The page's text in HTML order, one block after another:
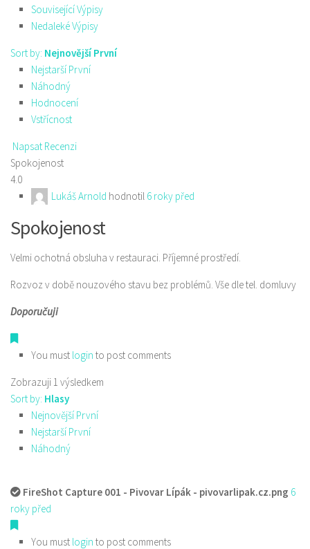
Související Výpisy
Nedaleké Výpisy
Sort by: Nejnovější První
Nejstarší První
Náhodný
Hodnocení
Vstřícnost
Napsat Recenzi
Spokojenost
4.0
Lukáš Arnold hodnotil 6 roky před
Spokojenost
Velmi ochotná obsluha v restauraci. Příjemné prostředí.
Rozvoz v době nouzového stavu bez problémů. Vše dle tel. domluvy
Doporučuji
You must login to post comments
Zobrazuji 1 výsledkem
Sort by: Hlasy
Nejnovější První
Nejstarší První
Náhodný
FireShot Capture 001 - Pivovar Lípák - pivovarlipak.cz.png 6
roky před
You must login to post comments